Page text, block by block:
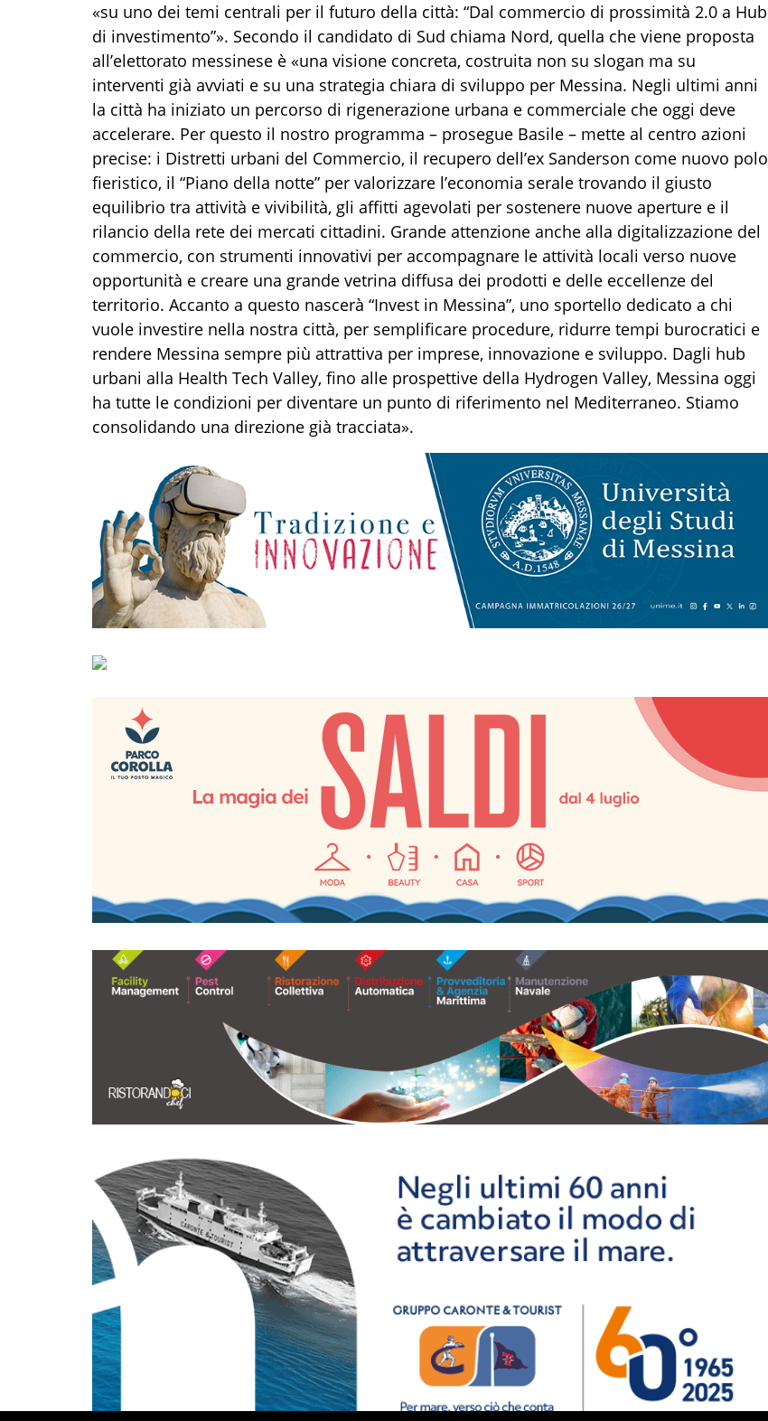
«su uno dei temi centrali per il futuro della città: “Dal commercio di prossimità 2.0 a Hub
di investimento”». Secondo il candidato di Sud chiama Nord, quella che viene proposta
all’elettorato messinese è «una visione concreta, costruita non su slogan ma su
interventi già avviati e su una strategia chiara di sviluppo per Messina. Negli ultimi anni
la città ha iniziato un percorso di rigenerazione urbana e commerciale che oggi deve
accelerare. Per questo il nostro programma – prosegue Basile – mette al centro azioni
precise: i Distretti urbani del Commercio, il recupero dell’ex Sanderson come nuovo polo
fieristico, il “Piano della notte” per valorizzare l’economia serale trovando il giusto
equilibrio tra attività e vivibilità, gli affitti agevolati per sostenere nuove aperture e il
rilancio della rete dei mercati cittadini. Grande attenzione anche alla digitalizzazione del
commercio, con strumenti innovativi per accompagnare le attività locali verso nuove
opportunità e creare una grande vetrina diffusa dei prodotti e delle eccellenze del
territorio. Accanto a questo nascerà “Invest in Messina”, uno sportello dedicato a chi
vuole investire nella nostra città, per semplificare procedure, ridurre tempi burocratici e
rendere Messina sempre più attrattiva per imprese, innovazione e sviluppo. Dagli hub
urbani alla Health Tech Valley, fino alle prospettive della Hydrogen Valley, Messina oggi
ha tutte le condizioni per diventare un punto di riferimento nel Mediterraneo. Stiamo
consolidando una direzione già tracciata».